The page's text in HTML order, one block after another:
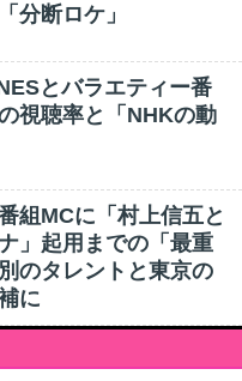
分断ロケ」
とバラエティー番
視聴率と「NHKの動
組MCに「村上信五と
」起用までの「最重
のタレントと東京の
に